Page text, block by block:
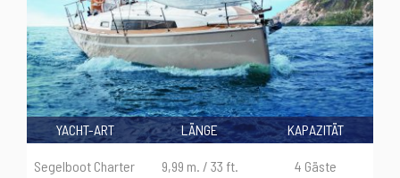
YACHT-ART
Segelboot Charter
LÄNGE
9,99 m. / 33 ft.
KAPAZITÄT
4 Gäste